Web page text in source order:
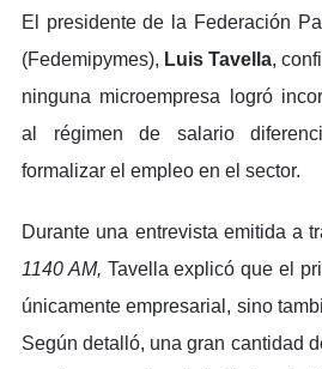
El presidente de la Federación
(Fedemipymes), Luis Tavella,
ninguna microempresa logró
al régimen de salario
formalizar el empleo en el sector.
Durante una entrevista emitida a
1140 AM, Tavella explicó que el
únicamente empresarial, sino
Según detalló, una gran cantidad